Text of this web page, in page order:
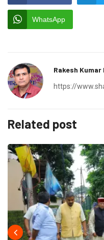
WhatsApp
Rakesh Kumar
https://
Related post